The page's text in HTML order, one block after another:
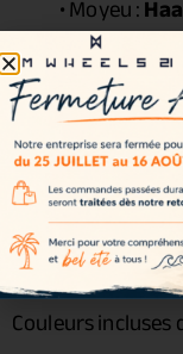
• Moyeu :
• Rayons :
• Écrous :
•
• Joints spy :
•
• Visserie :
Couleurs
Couleurs incluses